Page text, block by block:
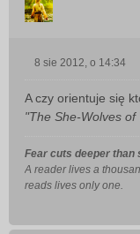
s
8 sie 2012, o 14:34
A czy orientuje się
"The She-Wolves of
Fear cuts deeper than
A reader lives a
reads lives only one.